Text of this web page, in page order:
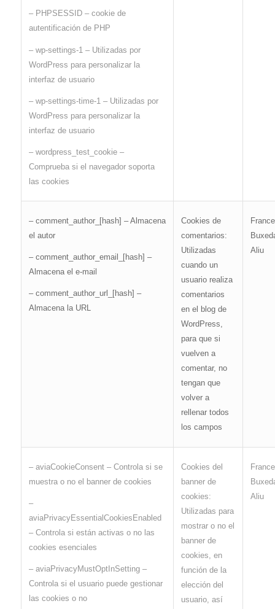
– PHPSESSID – cookie de
autentificación de PHP
– wp-settings-1 – Utilizadas por
WordPress para personalizar la
interfaz de usuario
– wp-settings-time-1 – Utilizadas por
WordPress para personalizar la
interfaz de usuario
– wordpress_test_cookie –
Comprueba si el navegador soporta
las cookies
– comment_author_[hash] – Almacena
el autor
– comment_author_email_[hash] –
Almacena el e-mail
– comment_author_url_[hash] –
Almacena la URL
Cookies de
comentarios:
Utilizadas
cuando un
usuario realiza
comentarios
en el blog de
WordPress,
para que si
vuelven a
comentar, no
tengan que
volver a
rellenar todos
los campos
Aliu
– aviaCookieConsent – Controla si se
muestra o no el banner de cookies
–
aviaPrivacyEssentialCookiesEnabled
– Controla si están activas o no las
cookies esenciales
– aviaPrivacyMustOptInSetting –
Controla si el usuario puede gestionar
las cookies o no
Cookies del
banner de
cookies:
Utilizadas para
mostrar o no el
banner de
cookies, en
función de la
elección del
usuario, así
Aliu